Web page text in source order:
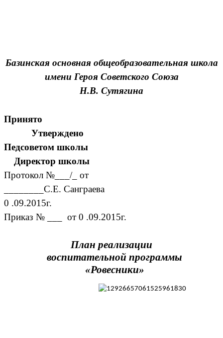
Базинская основная общеобразовательная школа
имени Героя Советского Союза
Н.В. Сутягина
Принято
Утверждено
Педсоветом школы
Директор школы
Протокол №___/_ от
________С.Е. Санграева
0 .09.2015г.
Приказ № ___ от 0 .09.2015г.
План реализации
воспитательной программы
«Ровесники»